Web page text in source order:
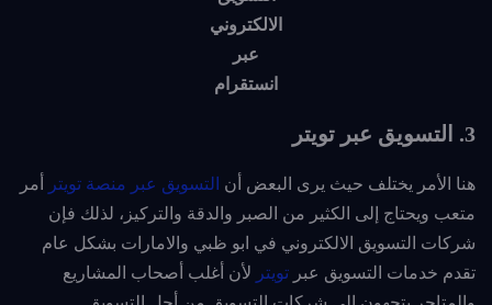
الالكتروني
عبر
انستقرام
3. التسويق عبر تويتر
هنا الأمر يختلف حيث يرى البعض أن التسويق عبر منصة تويتر
أمر
متعب ويحتاج إلى الكثير من الصبر والدقة والتركيز، لذلك فإن
شركات التسويق الالكتروني في ابو ظبي والامارات بشكل عام
تقدم خدمات التسويق عبر تويتر لأن أغلب أصحاب المشاريع